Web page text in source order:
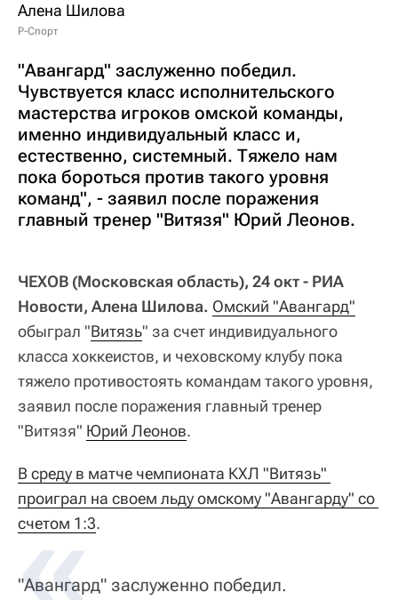
Алена Шилова
Р-Спорт
"Авангард" заслуженно победил.
Чувствуется класс исполнительского
мастерства игроков омской команды,
именно индивидуальный класс и,
естественно, системный. Тяжело нам
пока бороться против такого уровня
команд", - заявил после поражения
главный тренер "Витязя" Юрий Леонов.
ЧЕХОВ (Московская область), 24 окт - РИА
Новости, Алена Шилова. Омский "Авангард"
обыграл "Витязь" за счет индивидуального
класса хоккеистов, и чеховскому клубу пока
тяжело противостоять командам такого уровня,
заявил после поражения главный тренер
"Витязя" Юрий Леонов.
В среду в матче чемпионата КХЛ "Витязь"
проиграл на своем льду омскому "Авангарду" со
счетом 1:3.
"Авангард" заслуженно победил.